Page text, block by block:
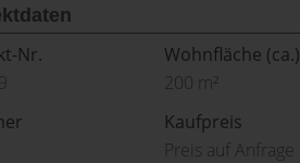
Nr.
Wohnfläche (ca.)
200 m²
Kaufpreis
Preis auf Anfrage